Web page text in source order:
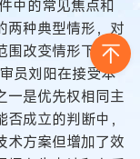
中的常见焦点和
两种典型情形，对
改变情形下的优
员刘阳在接受本
一是优先权相同主
成立的判断中，
术方案但增加了效